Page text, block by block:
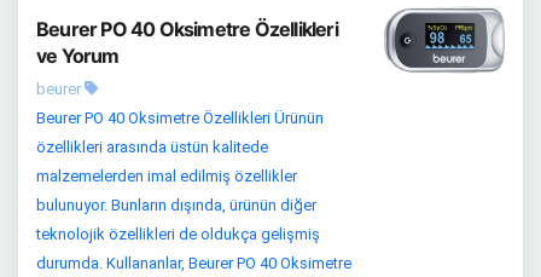
Beurer PO 40 Oksimetre Özellikleri
ve Yorum
beurer
Beurer PO 40 Oksimetre Özellikleri Ürünün
özellikleri arasında üstün kalitede
malzemelerden imal edilmiş özellikler
bulunuyor. Bunların dışında, ürünün diğer
teknolojik özellikleri de oldukça gelişmiş
durumda. Kullananlar, Beurer PO 40 Oksimetre